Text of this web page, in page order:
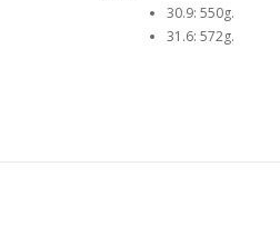
30.9: 550g.
31.6: 572g.